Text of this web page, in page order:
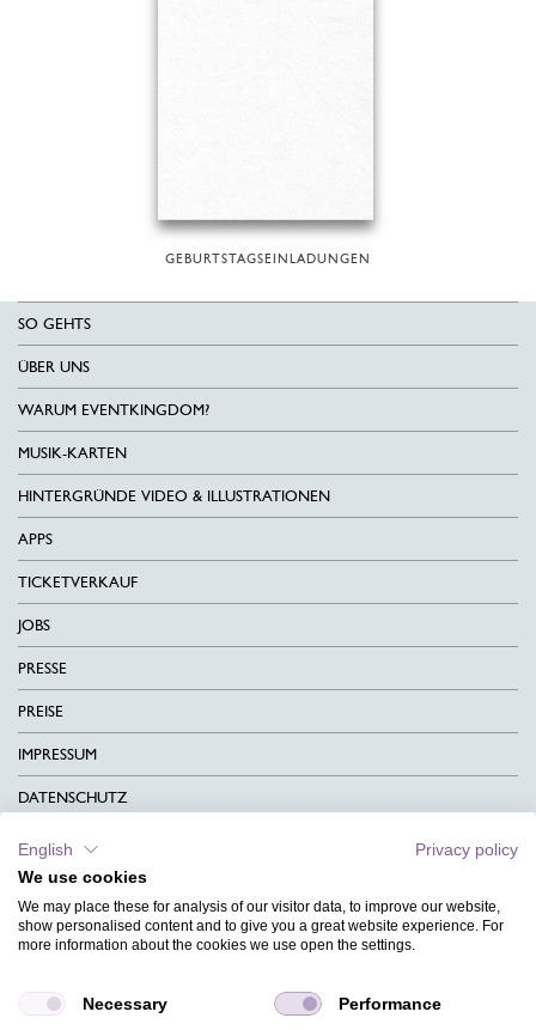
GEBURTSTAGSEINLADUNGEN
SO GEHTS
ÜBER UNS
WARUM EVENTKINGDOM?
MUSIK-KARTEN
HINTERGRÜNDE VIDEO & ILLUSTRATIONEN
APPS
TICKETVERKAUF
JOBS
PRESSE
PREISE
IMPRESSUM
DATENSCHUTZ
KONTAKT
AGB
CHARITY
MAGAZIN
English
Privacy policy
We use cookies
We may place these for analysis of our visitor data, to improve our website,
show personalised content and to give you a great website experience. For
more information about the cookies we use open the settings.
Necessary Performance